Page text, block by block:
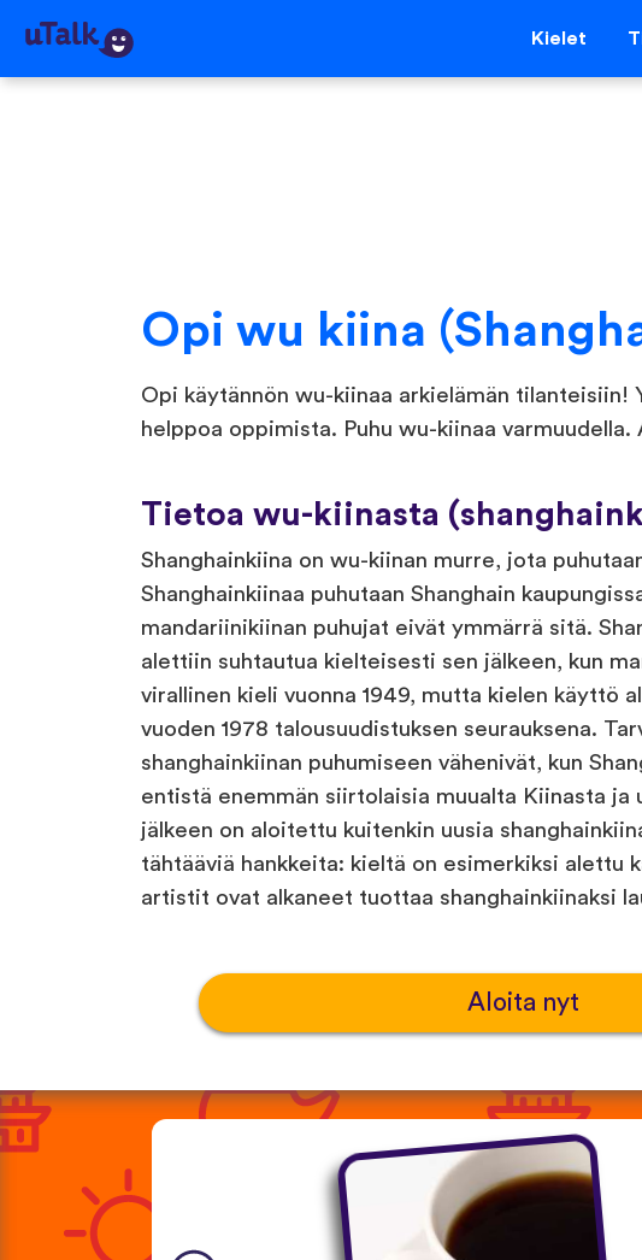
Kielet
Opi wu kiina
Opi käytännön wu-kiinaa arkielämän tilanteisiin!
helppoa oppimista. Puhu wu-kiinaa varmuudella.
Tietoa wu-kiinasta
Shanghainkiina on wu-kiinan murre, jota
Shanghainkiinaa puhutaan Shanghain
mandariinikiinan puhujat eivät ymmärrä sitä.
alettiin suhtautua kielteisesti sen jälkeen, kun
virallinen kieli vuonna 1949, mutta kielen käyttö
vuoden 1978 talousuudistuksen seurauksena.
shanghainkiinan puhumiseen vähenivät, kun
entistä enemmän siirtolaisia muualta Kiinasta ja
jälkeen on aloitettu kuitenkin uusia
tähtääviä hankkeita: kieltä on esimerkiksi alettu
artistit ovat alkaneet tuottaa shanghainkiinaksi
Aloita nyt